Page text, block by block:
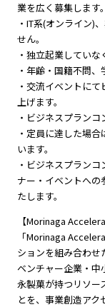
業を広く募集します。
・IT系(オンライン)
せん。
・独立起業していな
・年齢・国籍不問、
・交流イベントに
上げます。
・ビジネスプランコ
・定員に達した場
います。
・ビジネスプラン
ナー・イベントへ
たします。
【Morinaga
「Morinaga
ションを組み合わ
ベンチャー企業・中
永製菓が持つリソー
とを、事業創造ア